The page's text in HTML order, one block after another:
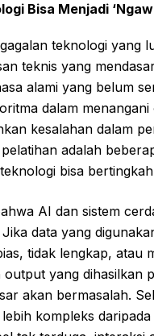
Bisa Menjadi
teknologi yang
teknis yang
alami yang belum
dalam menangani
kesalahan dalam
adalah
bisa bertingkah
AI dan sistem
data yang
tidak lengkap, atau
output yang dihasilkan
akan bermasalah.
kompleks daripada